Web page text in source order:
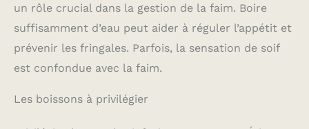
un rôle crucial dans la gestion de la faim. Boire
suffisamment d’eau peut aider à réguler l’appétit et
prévenir les fringales. Parfois, la sensation de soif
est confondue avec la faim.
Les boissons à privilégier